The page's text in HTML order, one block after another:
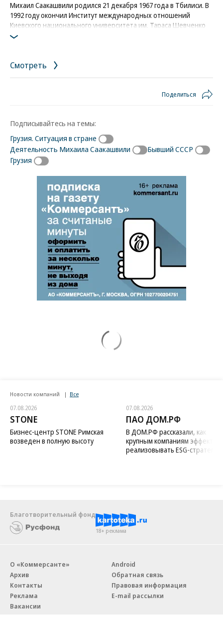
Михаил Саакашвили родился 21 декабря 1967 года в Тбилиси. В
1992 году окончил Институт международных отношений
Киевского национального университета им. Тараса Шевченко
по специальности «международное право». Учился в США,
Смотреть
Поделиться
Подписывайтесь на темы:
Грузия. Ситуация в стране
Деятельность Михаила Саакашвили
Бывший СССР
Грузия
Новости компаний Все
07.08.2026
STONE
Бизнес-центр STONE Римская
возведен в полную высоту
07.08.2026
ПАО ДОМ.РФ
В ДОМ.РФ рассказали, как
крупным компаниям
реализовывать ESG-стратегию
Благотворительный фонд
18+ реклама
О «Коммерсанте»
Архив
Контакты
Реклама
Вакансии
Android
Обратная связь
Правовая информация
E-mail рассылки